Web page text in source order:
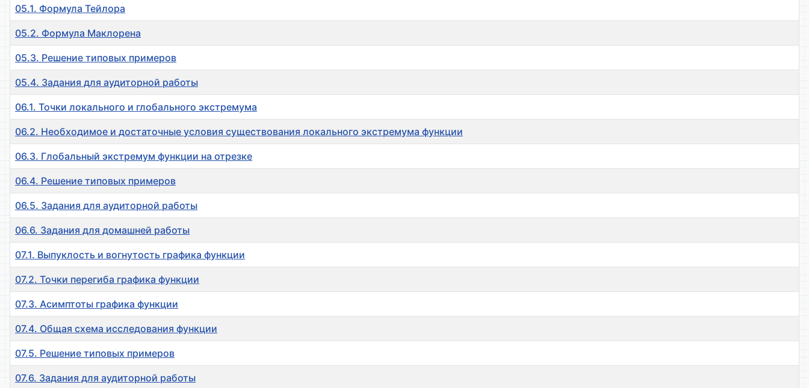
05.1. Формула Тейлора
05.2. Формула Маклорена
05.3. Решение типовых примеров
05.4. Задания для аудиторной работы
06.1. Точки локального и глобального экстремума
06.2. Необходимое и достаточные условия существования локального экстремума функции
06.3. Глобальный экстремум функции на отрезке
06.4. Решение типовых примеров
06.5. Задания для аудиторной работы
06.6. Задания для домашней работы
07.1. Выпуклость и вогнутость графика функции
07.2. Точки перегиба графика функции
07.3. Асимптоты графика функции
07.4. Общая схема исследования функции
07.5. Решение типовых примеров
07.6. Задания для аудиторной работы